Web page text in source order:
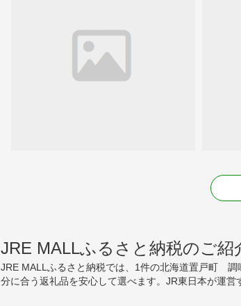
JRE MALLふるさと納税のご紹
JRE MALLふるさと納税では、1件の北海道置戸町 調
分に合う返礼品を安心して選べます。JR東日本が運営